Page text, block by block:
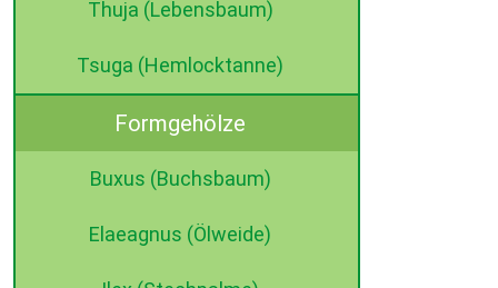
Thuja (Lebensbaum)
Tsuga (Hemlocktanne)
Formgehölze
Buxus (Buchsbaum)
Elaeagnus (Ölweide)